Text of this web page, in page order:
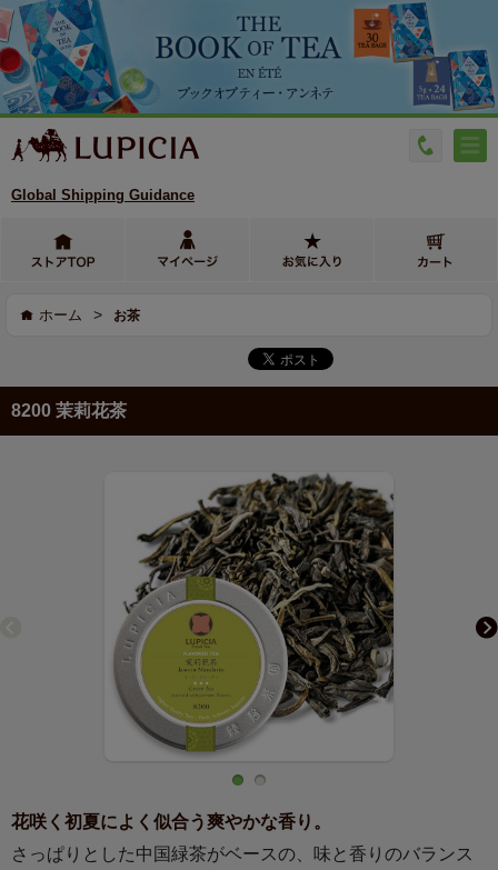
Global Shipping Guidance
ホーム > お茶
8200 茉莉花茶
花咲く初夏によく似合う爽やかな香り。
さっぱりとした中国緑茶がベースの、味と香りのバランス